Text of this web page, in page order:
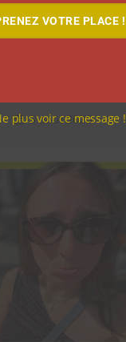
5 août 2026
VOTRE PLACE !
plus voir ce message !